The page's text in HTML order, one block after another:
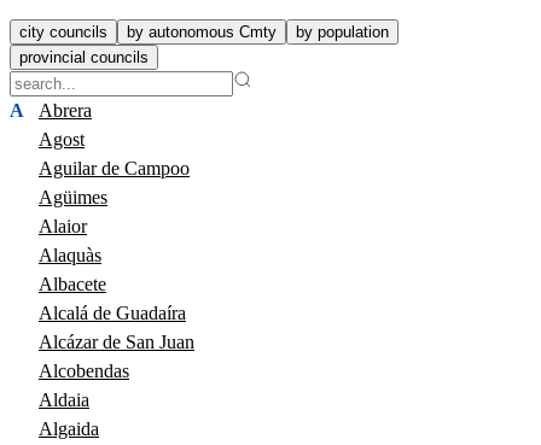
city councils by autonomous Cmty
by population
provincial councils
A
Abrera
Agost
Aguilar de Campoo
Agüimes
Alaior
Alaquàs
Albacete
Alcalá de Guadaíra
Alcázar de San Juan
Alcobendas
Aldaia
Algaida